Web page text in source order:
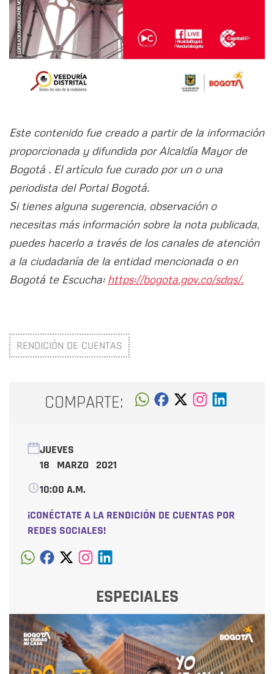
Este contenido fue creado a partir de la información
proporcionada y difundida por Alcaldía Mayor de
Bogotá . El artículo fue curado por un o una
periodista del Portal Bogotá.
Si tienes alguna sugerencia, observación o
necesitas más información sobre la nota publicada,
puedes hacerlo a través de los canales de atención
a la ciudadanía de la entidad mencionada o en
Bogotá te Escucha: https://bogota.gov.co/sdqs/.
RENDICIÓN DE CUENTAS
COMPARTE:
JUEVES
18 MARZO 2021
10:00 A.M.
¡CONÉCTATE A LA RENDICIÓN DE CUENTAS POR
REDES SOCIALES!
ESPECIALES